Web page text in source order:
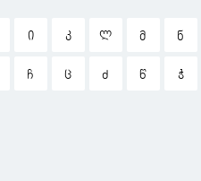
Ი Კ Ლ Მ Ნ
Ჩ Ც Ძ Წ Ჭ